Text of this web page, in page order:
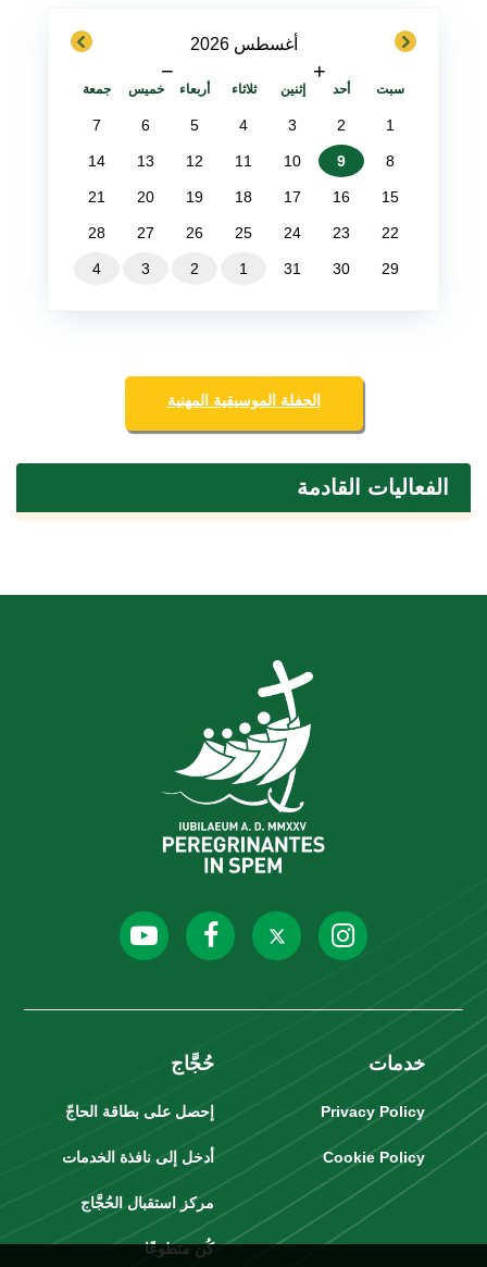
previous أغسطس 2026
− +
next
سبت أحد إثنين ثلاثاء أربعاء خميس جمعة
1
2
3
4
5
6
7
8
9
10
11
12
13
14
15
16
17
18
19
20
21
22
23
24
25
26
27
28
29
30
31
1
2
3
4
الحفلة الموسيقية المهنية
الفعاليات القادمة
خدمات
Privacy Policy
Cookie Policy
حُجَّاج
إحصل على بطاقة الحاجّ
أدخل إلى نافذة الخدمات
مركز استقبال الحُجَّاج
كُن متطوعًا